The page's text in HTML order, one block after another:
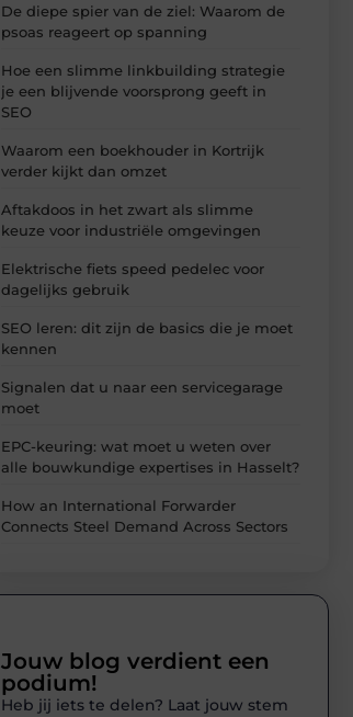
De diepe spier van de ziel: Waarom de
psoas reageert op spanning
Hoe een slimme linkbuilding strategie
je een blijvende voorsprong geeft in
SEO
Waarom een boekhouder in Kortrijk
verder kijkt dan omzet
Aftakdoos in het zwart als slimme
keuze voor industriële omgevingen
Elektrische fiets speed pedelec voor
dagelijks gebruik
SEO leren: dit zijn de basics die je moet
kennen
Signalen dat u naar een servicegarage
moet
EPC-keuring: wat moet u weten over
alle bouwkundige expertises in Hasselt?
How an International Forwarder
Connects Steel Demand Across Sectors
Jouw blog verdient een
podium!
Heb jij iets te delen? Laat jouw stem